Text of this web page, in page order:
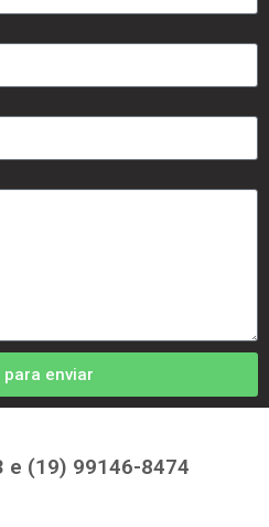
enviar
e (19) 99146-8474